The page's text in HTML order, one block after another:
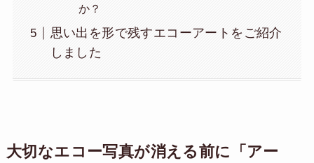
か？
思い出を形で残すエコーアートをご紹介
しました
大切なエコー写真が消える前に「アー